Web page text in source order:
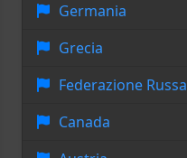
Germania
Grecia
Federazione Russa
Canada